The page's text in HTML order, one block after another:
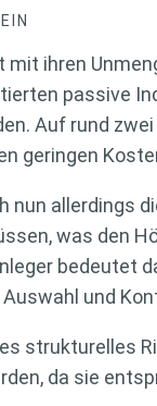
mit ihren
passive
Auf rund
geringen
nun allerdings
was den
bedeutet
und
strukturelles
da sie